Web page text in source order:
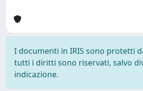
I documenti in IRIS sono protetti
tutti i diritti sono riservati, salvo
indicazione.